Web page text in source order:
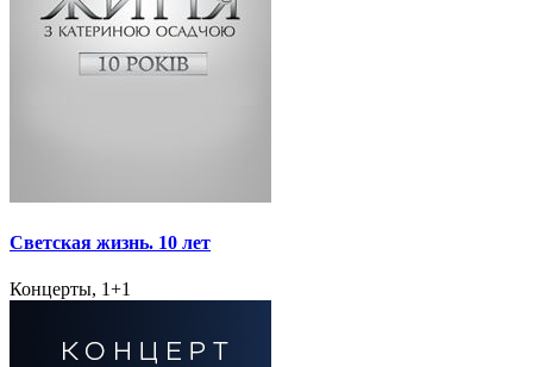
Светская жизнь. 10 лет
Концерты, 1+1